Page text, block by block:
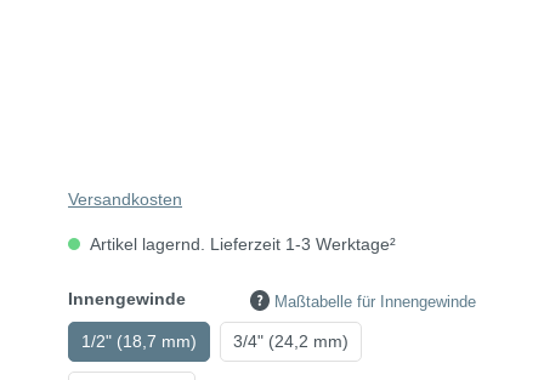
Versandkosten
Artikel lagernd. Lieferzeit 1-3 Werktage²
Innengewinde Maßtabelle für Innengewinde
1/2" (18,7 mm) 3/4" (24,2 mm)